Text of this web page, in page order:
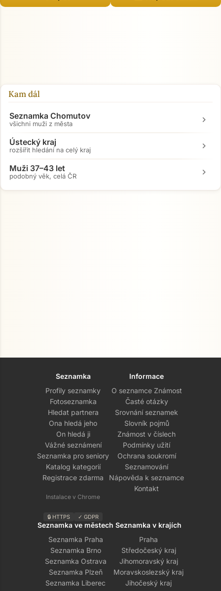
Kam dál
Seznamka Chomutov
všichni muži z města chevron_right
Ústecký kraj
rozšířit hledání na celý kraj chevron_right
Muži 37–43 let
podobný věk, celá ČR chevron_right
Seznamka
Profily seznamky
Fotoseznamka
Hledat partnera
Ona hledá jeho
On hledá ji
Vážné seznámení
Seznamka pro seniory
Katalog kategorií
Registrace zdarma
Instalace v Chrome
🔒 HTTPS ✓ GDPR
Informace
O seznamce Známost
Časté otázky
Srovnání seznamek
Slovník pojmů
Známost v číslech
Podmínky užití
Ochrana soukromí
Seznamování
Nápověda k seznamce
Kontakt
Seznamka ve městech
Seznamka Praha
Seznamka Brno
Seznamka Ostrava
Seznamka Plzeň
Seznamka Liberec
Seznamka v krajích
Praha
Středočeský kraj
Jihomoravský kraj
Moravskoslezský kraj
Jihočeský kraj